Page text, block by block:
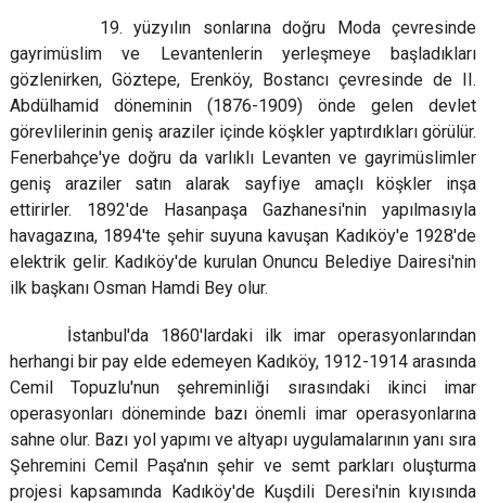
19. yüzyılın sonlarına doğru Moda çevresinde
gayrimüslim ve Levantenlerin yerleşmeye başladıkları
gözlenirken, Göztepe, Erenköy, Bostancı çevresinde de II.
Abdülhamid döneminin (1876-1909) önde gelen devlet
görevlilerinin geniş araziler içinde köşkler yaptırdıkları görülür.
Fenerbahçe'ye doğru da varlıklı Levanten ve gayrimüslimler
geniş araziler satın alarak sayfiye amaçlı köşkler inşa
ettirirler. 1892'de Hasanpaşa Gazhanesi'nin yapılmasıyla
havagazına, 1894'te şehir suyuna kavuşan Kadıköy'e 1928'de
elektrik gelir. Kadıköy'de kurulan Onuncu Belediye Dairesi'nin
ilk başkanı Osman Hamdi Bey olur.
İstanbul'da 1860'lardaki ilk imar operasyonlarından
herhangi bir pay elde edemeyen Kadıköy, 1912-1914 arasında
Cemil Topuzlu'nun şehreminliği sırasındaki ikinci imar
operasyonları döneminde bazı önemli imar operasyonlarına
sahne olur. Bazı yol yapımı ve altyapı uygulamalarının yanı sıra
Şehremini Cemil Paşa'nın şehir ve semt parkları oluşturma
projesi kapsamında Kadıköy'de Kuşdili Deresi'nin kıyısında